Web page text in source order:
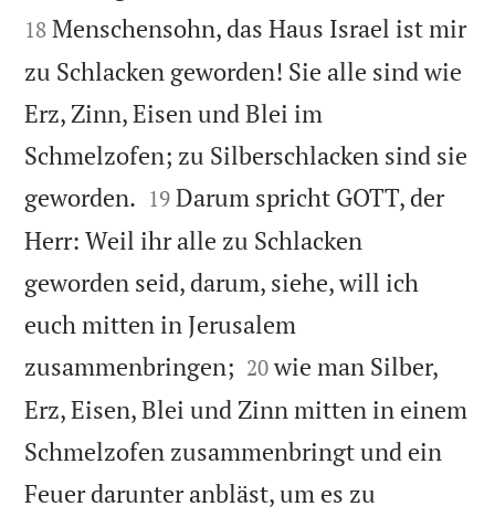
18 Menschensohn, das Haus Israel ist mir
zu Schlacken geworden! Sie alle sind wie
Erz, Zinn, Eisen und Blei im
Schmelzofen; zu Silberschlacken sind sie
geworden. 

19 Darum spricht GOTT, der
Herr: Weil ihr alle zu Schlacken
geworden seid, darum, siehe, will ich
euch mitten in Jerusalem
zusammenbringen; 

20 wie man Silber,
Erz, Eisen, Blei und Zinn mitten in einem
Schmelzofen zusammenbringt und ein
Feuer darunter anbläst, um es zu